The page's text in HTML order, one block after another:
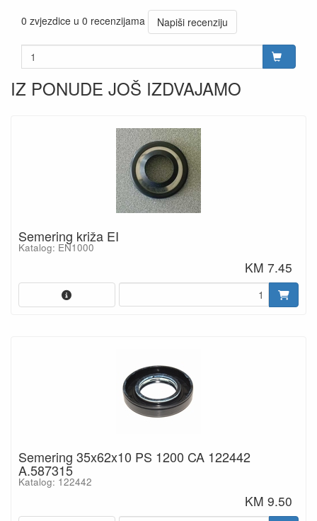
0 zvjezdice u 0 recenzijama
Napiši recenziju
IZ PONUDE JOŠ IZDVAJAMO
Semering križa EI
Katalog: EN1000
KM 7.45
Semering 35x62x10 PS 1200 CA 122442
A.587315
Katalog: 122442
KM 9.50